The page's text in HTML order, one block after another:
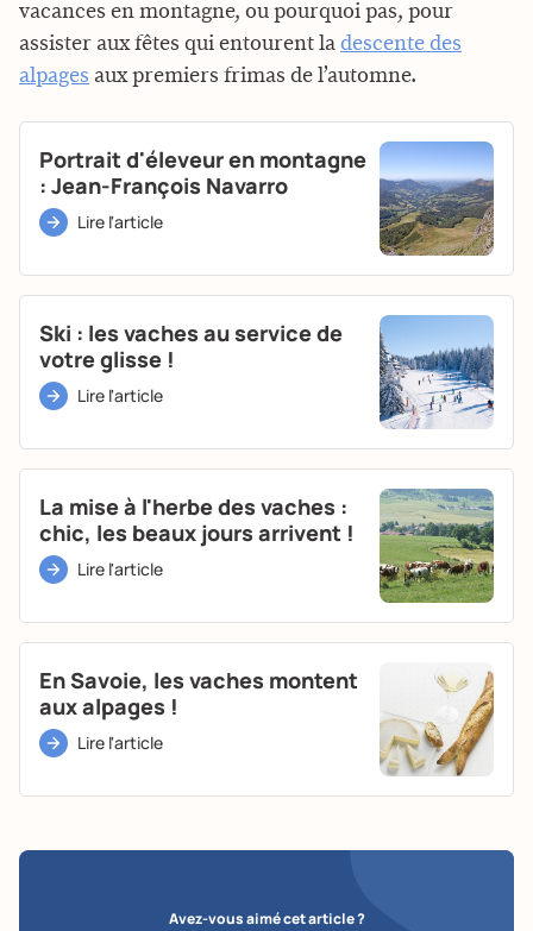
vacances en montagne, ou pourquoi pas, pour
assister aux fêtes qui entourent la descente des
alpages aux premiers frimas de l’automne.
Portrait d'éleveur en montagne
: Jean-François Navarro
Lire l'article
Ski : les vaches au service de
votre glisse !
Lire l'article
La mise à l'herbe des vaches :
chic, les beaux jours arrivent !
Lire l'article
En Savoie, les vaches montent
aux alpages !
Lire l'article
Avez-vous aimé cet article ?